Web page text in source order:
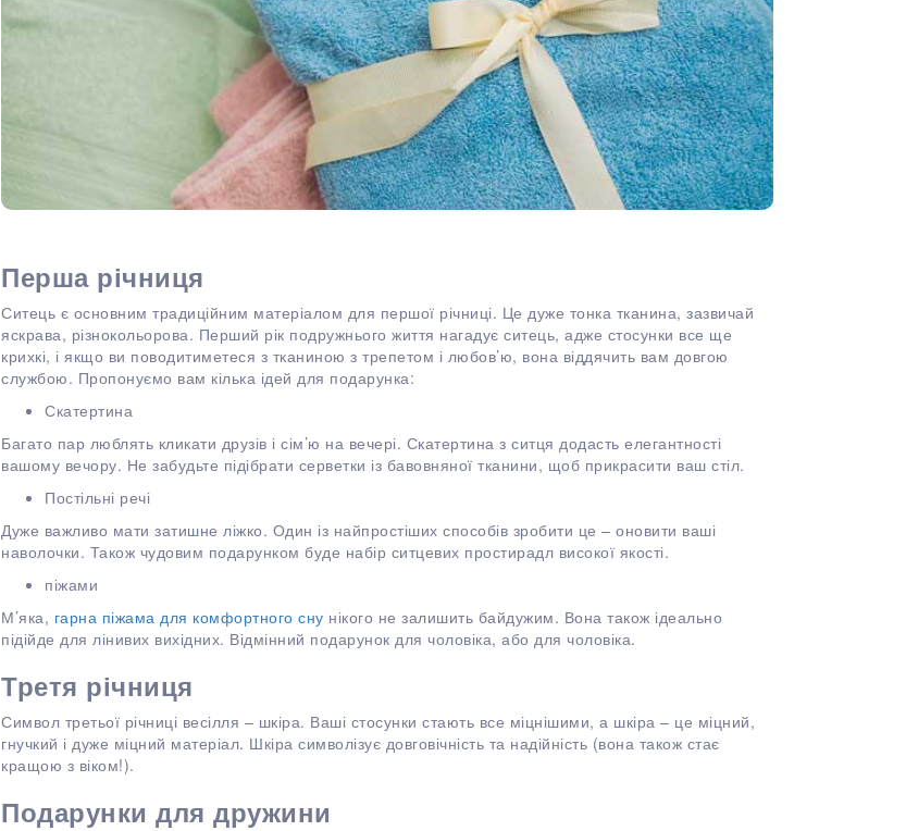
Перша річниця
Ситець є основним традиційним матеріалом для першої річниці. Це дуже тонка тканина, зазвичай
яскрава, різнокольорова. Перший рік подружнього життя нагадує ситець, адже стосунки все ще
крихкі, і якщо ви поводитиметеся з тканиною з трепетом і любов’ю, вона віддячить вам довгою
службою. Пропонуємо вам кілька ідей для подарунка:
Скатертина
Багато пар люблять кликати друзів і сім’ю на вечері. Скатертина з ситця додасть елегантності
вашому вечору. Не забудьте підібрати серветки із бавовняної тканини, щоб прикрасити ваш стіл.
Постільні речі
Дуже важливо мати затишне ліжко. Один із найпростіших способів зробити це – оновити ваші
наволочки. Також чудовим подарунком буде набір ситцевих простирадл високої якості.
піжами
М’яка, гарна піжама для комфортного сну нікого не залишить байдужим. Вона також ідеально
підійде для лінивих вихідних. Відмінний подарунок для чоловіка, або для чоловіка.
Третя річниця
Символ третьої річниці весілля – шкіра. Ваші стосунки стають все міцнішими, а шкіра – це міцний,
гнучкий і дуже міцний матеріал. Шкіра символізує довговічність та надійність (вона також стає
кращою з віком!).
Подарунки для дружини